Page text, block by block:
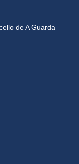
de A Guarda